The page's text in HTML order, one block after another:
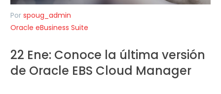
Por spoug_admin
Oracle eBusiness Suite
22 Ene: Conoce la última versión
de Oracle EBS Cloud Manager